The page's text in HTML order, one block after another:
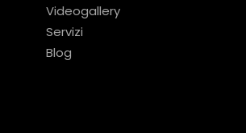
Videogallery
Servizi
Blog